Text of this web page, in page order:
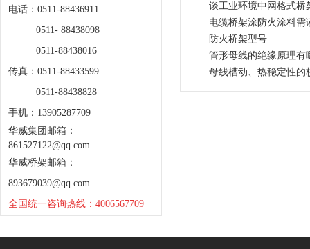
电话：0511-88436911
0511- 88438098
0511-88438016
传真：0511-88433599
0511-88438828
手机：13905287709
华威集团邮箱：
861527122@qq.com
华威桥架邮箱：
893679039@qq.com
全国统一咨询热线：4006567709
谈工业环境中网格式桥
电缆桥架涂防火涂料需
防火桥架型号
管形母线的绝缘原理有
母线槽动、热稳定性的